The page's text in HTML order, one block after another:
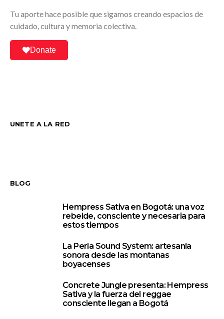
Tu aporte hace posible que sigamos creando espacios de
cuidado, cultura y memoria colectiva.
Donate
UNETE A LA RED
BLOG
Hempress Sativa en Bogotá: una voz
rebelde, consciente y necesaria para
estos tiempos
La Perla Sound System: artesanía
sonora desde las montañas
boyacenses
Concrete Jungle presenta: Hempress
Sativa y la fuerza del reggae
consciente llegan a Bogotá